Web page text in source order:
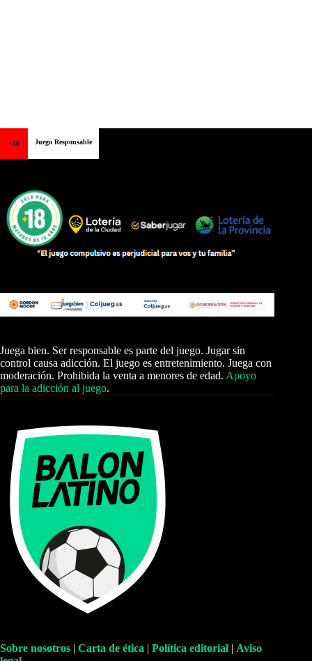
+18 Juego Responsable
Juega bien. Ser responsable es parte del juego. Jugar sin
control causa adicción. El juego es entretenimiento. Juega con
moderación. Prohibida la venta a menores de edad. Apoyo
para la adicción al juego.
Sobre nosotros | Carta de ética | Política editorial | Aviso